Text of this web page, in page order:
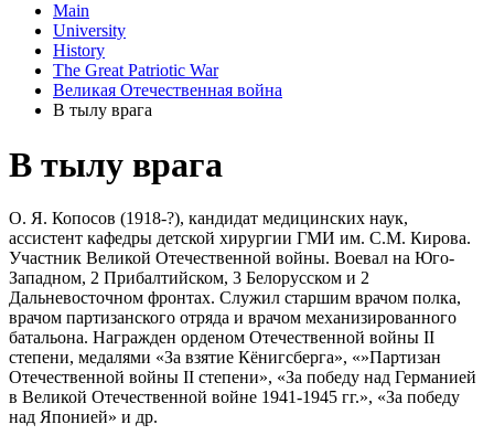
Main
University
History
The Great Patriotic War
Великая Отечественная война
В тылу врага
В тылу врага
О. Я. Копосов (1918-?), кандидат медицинских наук,
ассистент кафедры детской хирургии ГМИ им. С.М. Кирова.
Участник Великой Отечественной войны. Воевал на Юго-
Западном, 2 Прибалтийском, 3 Белорусском и 2
Дальневосточном фронтах. Служил старшим врачом полка,
врачом партизанского отряда и врачом механизированного
батальона. Награжден орденом Отечественной войны II
степени, медалями «За взятие Кёнигсберга», «»Партизан
Отечественной войны II степени», «За победу над Германией
в Великой Отечественной войне 1941-1945 гг.», «За победу
над Японией» и др.